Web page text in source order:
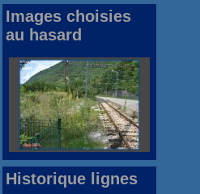
Images choisies
au hasard
Historique lignes